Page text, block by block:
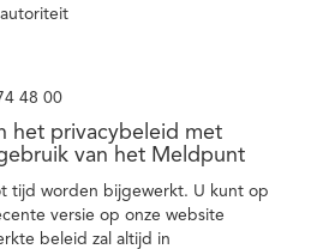
48 00
het privacybeleid met
van het Meldpunt
tijd worden bijgewerkt. U kunt op
versie op onze website
beleid zal altijd in